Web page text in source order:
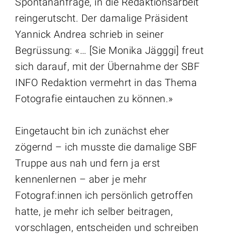
reingerutscht. Der damalige Präsident
Yannick Andrea schrieb in seiner
Begrüssung: «… [Sie Monika Jägggi] freut
sich darauf, mit der Übernahme der SBF
INFO Redaktion vermehrt in das Thema
Fotografie eintauchen zu können.»
Eingetaucht bin ich zunächst eher
zögernd – ich musste die damalige SBF
Truppe aus nah und fern ja erst
kennenlernen – aber je mehr
Fotograf:innen ich persönlich getroffen
hatte, je mehr ich selber beitragen,
vorschlagen, entscheiden und schreiben